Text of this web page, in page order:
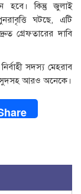
হবে। কিন্তু জুলাই
ঘটছে, এটি
গ্রেফতারের দাবি
সদস্য মেহরাব
আরও অনেকে।